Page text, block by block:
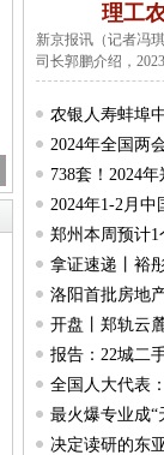
理工
新京报讯（记者冯
司长郭鹏介绍，
农银人寿蚌埠
2024年全国两
738套！2024
2024年1-2月
郑州本周预计
拿证速递丨裕
洛阳首批房地
开盘丨郑轨云
报告：22城二
全国人大代表
最火爆专业成“
决定读研的东